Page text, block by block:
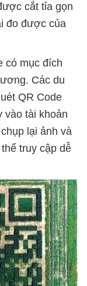
cắt tỉa gọn
đo được của
có mục đích
Các du
QR Code
vào tài khoản
lại ảnh và
truy cập dễ